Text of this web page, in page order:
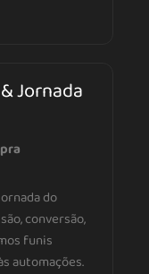
Jornada
do
conversão,
funis
automações.